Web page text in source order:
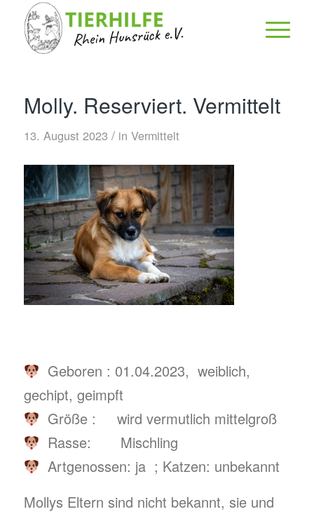
Molly. Reserviert. Vermittelt
13. August 2023 / in Vermittelt
Geboren : 01.04.2023, weiblich,
gechipt, geimpft
Größe : wird vermutlich mittelgroß
Rasse: Mischling
Artgenossen: ja ; Katzen: unbekannt
Mollys Eltern sind nicht bekannt, sie und